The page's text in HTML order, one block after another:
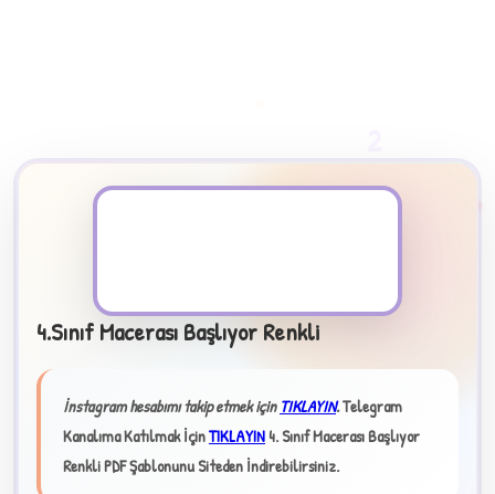
4.Sınıf Macerası Başlıyor Renkli
İnstagram hesabımı takip etmek içinTIKLAYIN.Telegram
Kanalıma Katılmak İçinTIKLAYIN4. Sınıf Macerası Başlıyor
Renkli PDF Şablonunu Siteden İndirebilirsiniz.